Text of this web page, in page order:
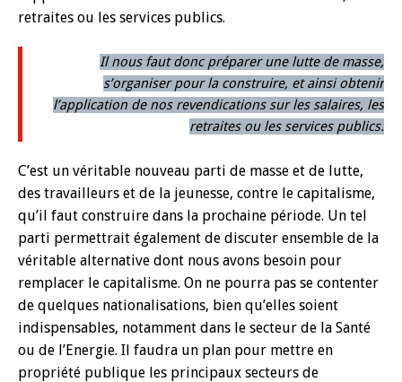
retraites ou les services publics.
Il nous faut donc préparer une lutte de masse,
s’organiser pour la construire, et ainsi obtenir
l’application de nos revendications sur les salaires, les
retraites ou les services publics.
C’est un véritable nouveau parti de masse et de lutte,
des travailleurs et de la jeunesse, contre le capitalisme,
qu’il faut construire dans la prochaine période. Un tel
parti permettrait également de discuter ensemble de la
véritable alternative dont nous avons besoin pour
remplacer le capitalisme. On ne pourra pas se contenter
de quelques nationalisations, bien qu’elles soient
indispensables, notamment dans le secteur de la Santé
ou de l’Energie. Il faudra un plan pour mettre en
propriété publique les principaux secteurs de